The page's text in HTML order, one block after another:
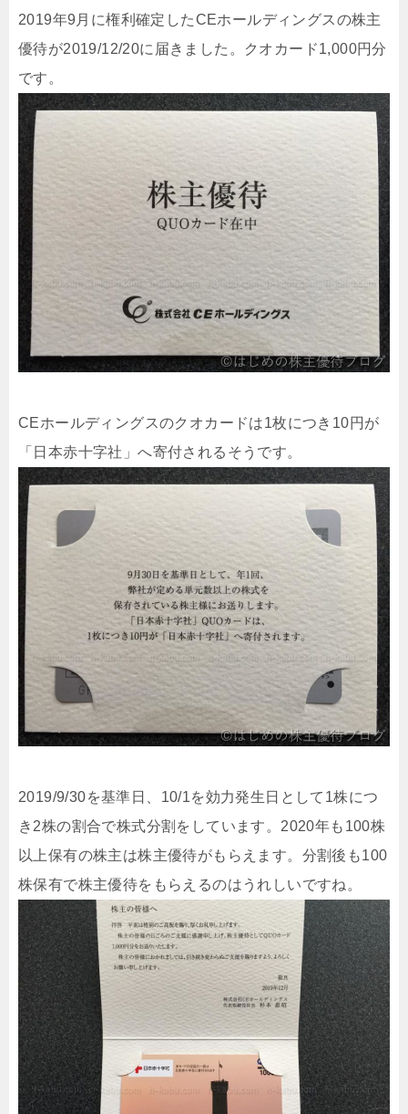
2019年9月に権利確定したCEホールディングスの株主
優待が2019/12/20に届きました。クオカード1,000円分
です。
CEホールディングスのクオカードは1枚につき10円が
「日本赤十字社」へ寄付されるそうです。
2019/9/30を基準日、10/1を効力発生日として1株につ
き2株の割合で株式分割をしています。2020年も100株
以上保有の株主は株主優待がもらえます。分割後も100
株保有で株主優待をもらえるのはうれしいですね。